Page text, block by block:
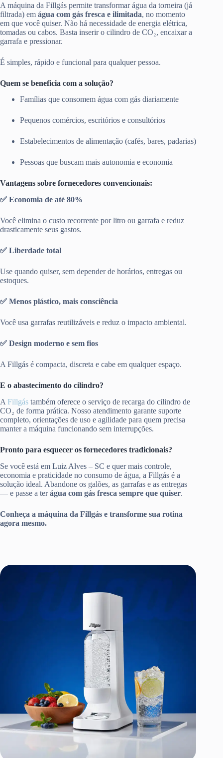
A máquina da Fillgás permite transformar água da torneira (já
filtrada) em água com gás fresca e ilimitada, no momento
em que você quiser. Não há necessidade de energia elétrica,
tomadas ou cabos. Basta inserir o cilindro de CO₂, encaixar a
garrafa e pressionar.
É simples, rápido e funcional para qualquer pessoa.
Quem se beneficia com a solução?
Famílias que consomem água com gás diariamente
Pequenos comércios, escritórios e consultórios
Estabelecimentos de alimentação (cafés, bares, padarias)
Pessoas que buscam mais autonomia e economia
Vantagens sobre fornecedores convencionais:
✅ Economia de até 80%
Você elimina o custo recorrente por litro ou garrafa e reduz
drasticamente seus gastos.
✅ Liberdade total
Use quando quiser, sem depender de horários, entregas ou
estoques.
✅ Menos plástico, mais consciência
Você usa garrafas reutilizáveis e reduz o impacto ambiental.
✅ Design moderno e sem fios
A Fillgás é compacta, discreta e cabe em qualquer espaço.
E o abastecimento do cilindro?
A Fillgás também oferece o serviço de recarga do cilindro de
CO₂ de forma prática. Nosso atendimento garante suporte
completo, orientações de uso e agilidade para quem precisa
manter a máquina funcionando sem interrupções.
Pronto para esquecer os fornecedores tradicionais?
Se você está em Luiz Alves – SC e quer mais controle,
economia e praticidade no consumo de água, a Fillgás é a
solução ideal. Abandone os galões, as garrafas e as entregas
— e passe a terágua com gás fresca sempre que quiser.
Conheça a máquina da Fillgás e transforme sua rotina
agora mesmo.